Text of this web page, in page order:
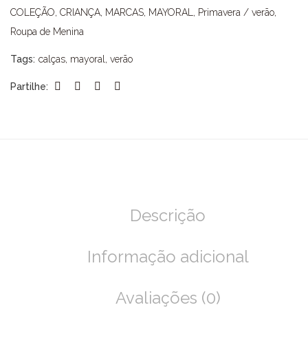
COLEÇÃO, CRIANÇA, MARCAS, MAYORAL, Primavera / verão,
Roupa de Menina
Tags: calças, mayoral , verão
Partilhe:
Descrição
Informação adicional
Avaliações (0)